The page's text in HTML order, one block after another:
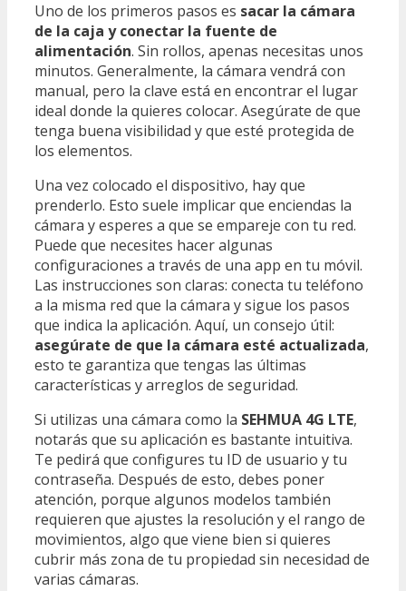
Uno de los primeros pasos es sacar la cámara
de la caja y conectar la fuente de
alimentación. Sin rollos, apenas necesitas unos
minutos. Generalmente, la cámara vendrá con
manual, pero la clave está en encontrar el lugar
ideal donde la quieres colocar. Asegúrate de que
tenga buena visibilidad y que esté protegida de
los elementos.
Una vez colocado el dispositivo, hay que
prenderlo. Esto suele implicar que enciendas la
cámara y esperes a que se empareje con tu red.
Puede que necesites hacer algunas
configuraciones a través de una app en tu móvil.
Las instrucciones son claras: conecta tu teléfono
a la misma red que la cámara y sigue los pasos
que indica la aplicación. Aquí, un consejo útil:
asegúrate de que la cámara esté actualizada,
esto te garantiza que tengas las últimas
características y arreglos de seguridad.
Si utilizas una cámara como la SEHMUA 4G LTE,
notarás que su aplicación es bastante intuitiva.
Te pedirá que configures tu ID de usuario y tu
contraseña. Después de esto, debes poner
atención, porque algunos modelos también
requieren que ajustes la resolución y el rango de
movimientos, algo que viene bien si quieres
cubrir más zona de tu propiedad sin necesidad de
varias cámaras.